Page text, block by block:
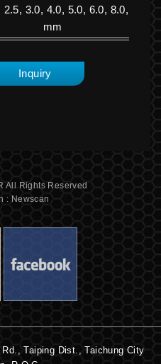
2.5, 3.0, 4.0, 5.0, 6.0, 8.0, 10
mm
Inquiry
All Rights Reserved
: Newscan
Taiping Dist., Taichung City